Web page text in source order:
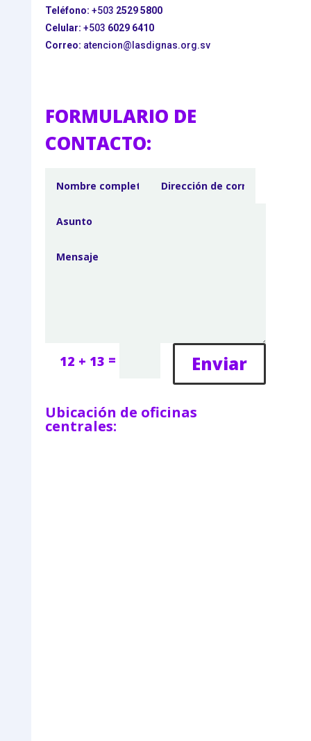
Teléfono: +503 2529 5800
Celular: +503 6029 6410
Correo: atencion@lasdignas.org.sv
FORMULARIO DE
CONTACTO:
12 + 13 = Enviar
Ubicación de oficinas
centrales: